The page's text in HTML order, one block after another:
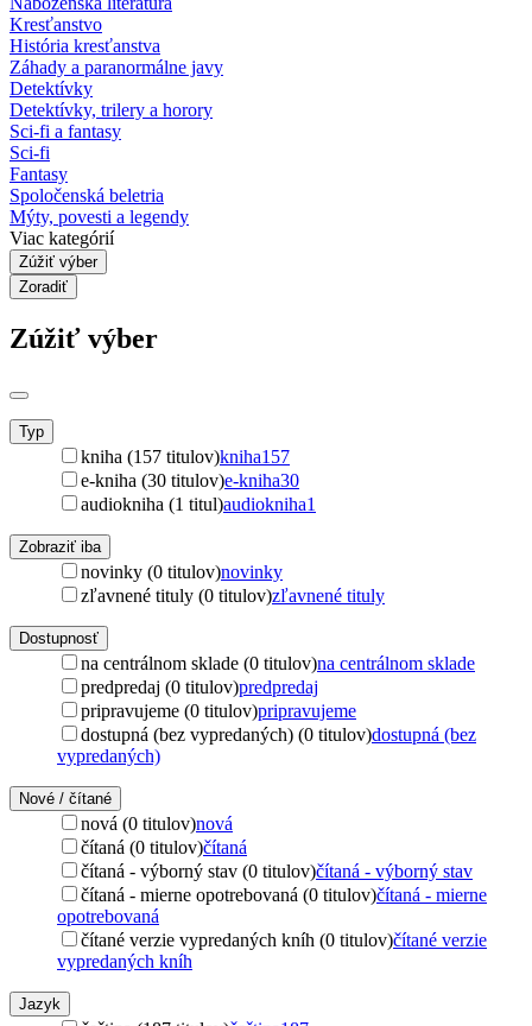
Kresťanstvo
História kresťanstva
Záhady a paranormálne javy
Detektívky
Detektívky, trilery a horory
Sci-fi a fantasy
Sci-fi
Fantasy
Spoločenská beletria
Mýty, povesti a legendy
Viac kategórií
Zúžiť výber
Zoradiť
Zúžiť výber
Typ
kniha (157 titulov)kniha157
e-kniha (30 titulov)e-kniha30
audiokniha (1 titul)audiokniha1
Zobraziť iba
novinky (0 titulov)novinky
zľavnené tituly (0 titulov)zľavnené tituly
Dostupnosť
na centrálnom sklade (0 titulov)na centrálnom sklade
predpredaj (0 titulov)predpredaj
pripravujeme (0 titulov)pripravujeme
dostupná (bez vypredaných) (0 titulov)dostupná (bez
vypredaných)
Nové / čítané
nová (0 titulov)nová
čítaná (0 titulov)čítaná
čítaná - výborný stav (0 titulov)čítaná - výborný stav
čítaná - mierne opotrebovaná (0 titulov)čítaná - mierne
opotrebovaná
čítané verzie vypredaných kníh (0 titulov)čítané verzie
vypredaných kníh
Jazyk